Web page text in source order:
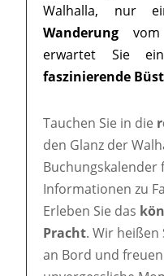
Walhalla, nur
Wanderung
erwartet Sie
faszinierende
Tauchen Sie in die
den Glanz der
Buchungskalender
Informationen zu
Erleben Sie das
Pracht. Wir heißen
an Bord und